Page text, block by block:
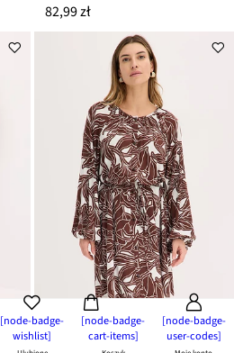
[node-badge-
wishlist]
[node-badge-
cart-items]
[node-badge-
user-codes]
82,99 zł